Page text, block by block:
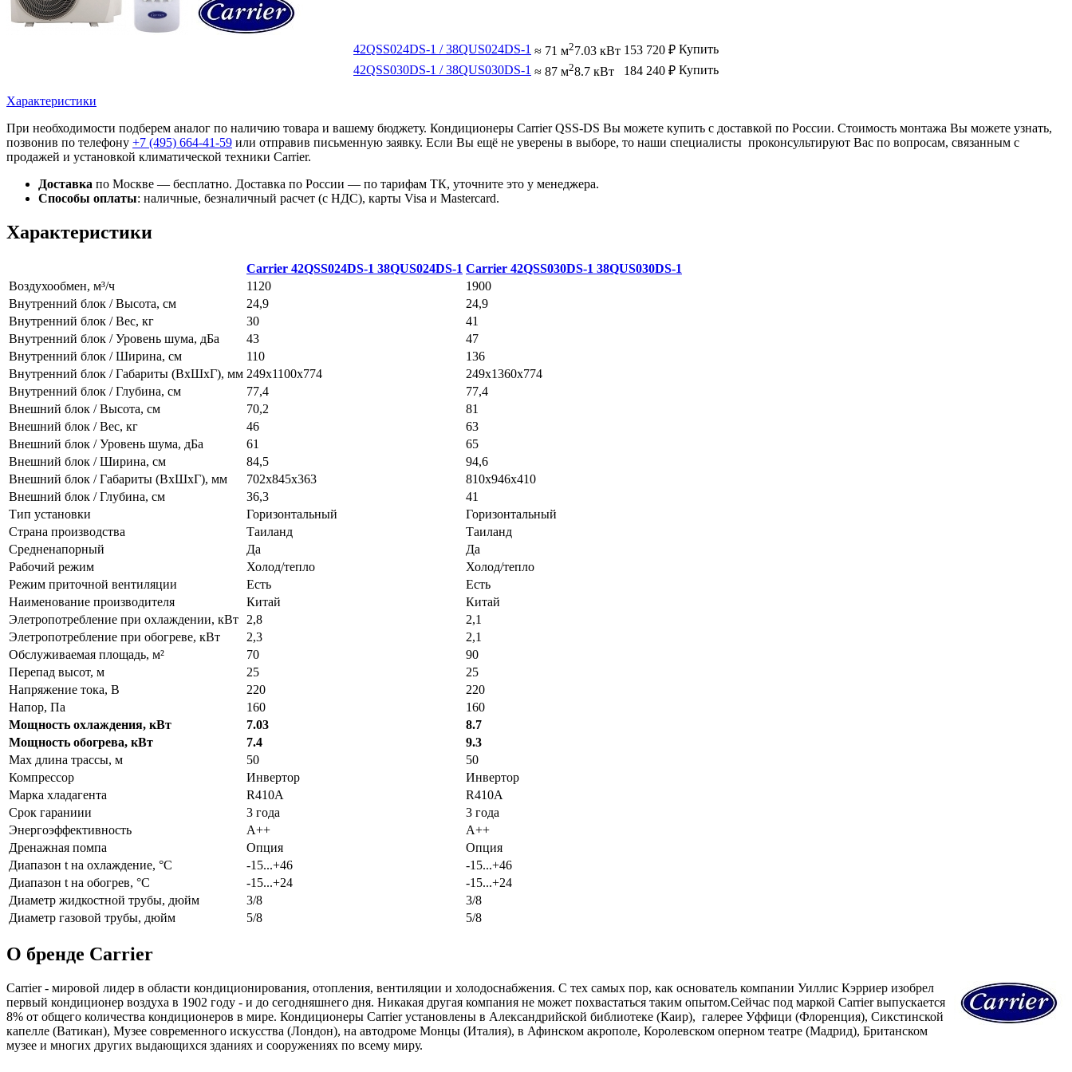
42QSS024DS-1 / 38QUS024DS-1 ≈ 71 м27.03 кВт 153 720 ₽ Купить
42QSS030DS-1 / 38QUS030DS-1 ≈ 87 м28.7 кВт 184 240 ₽ Купить
Характеристики
При необходимости подберем аналог по наличию товара и вашему бюджету. Кондиционеры Carrier QSS-DS Вы можете купить с доставкой по России. Стоимость монтажа Вы можете узнать,
позвонив по телефону +7 (495) 664-41-59 или отправив письменную заявку. Если Вы ещё не уверены в выборе, то наши специалисты проконсультируют Вас по вопросам, связанным с
продажей и установкой климатической техники Carrier.
Доставка по Москве — бесплатно. Доставка по России — по тарифам ТК, уточните это у менеджера.
Способы оплаты: наличные, безналичный расчет (с НДС), карты Visa и Mastercard.
Характеристики
Carrier 42QSS024DS-1 38QUS024DS-1 Carrier 42QSS030DS-1 38QUS030DS-1
Воздухообмен, м³/ч
1120
1900
Внутренний блок / Высота, см
24,9
24,9
Внутренний блок / Вес, кг
30
41
Внутренний блок / Уровень шума, дБа
43
47
Внутренний блок / Ширина, см
110
136
Внутренний блок / Габариты (ВхШхГ), мм 249х1100х774
249x1360x774
Внутренний блок / Глубина, см
77,4
77,4
Внешний блок / Высота, см
70,2
81
Внешний блок / Вес, кг
46
63
Внешний блок / Уровень шума, дБа
61
65
Внешний блок / Ширина, см
84,5
94,6
Внешний блок / Габариты (ВхШхГ), мм
702х845х363
810х946х410
Внешний блок / Глубина, см
36,3
41
Тип установки
Горизонтальный
Горизонтальный
Страна производства
Таиланд
Таиланд
Средненапорный
Да
Да
Рабочий режим
Холод/тепло
Холод/тепло
Режим приточной вентиляции
Есть
Есть
Наименование производителя
Китай
Китай
Элетропотребление при охлаждении, кВт
2,8
2,1
Элетропотребление при обогреве, кВт
2,3
2,1
Обслуживаемая площадь, м²
70
90
Перепад высот, м
25
25
Напряжение тока, В
220
220
Напор, Па
160
160
Мощность охлаждения, кВт
7.03
8.7
Мощность обогрева, кВт
7.4
9.3
Max длина трассы, м
50
50
Компрессор
Инвертор
Инвертор
Марка хладагента
R410A
R410A
Срок гараниии
3 года
3 года
Энергоэффективность
A++
A++
Дренажная помпа
Опция
Опция
Диапазон t на охлаждение, °С
-15...+46
-15...+46
Диапазон t на обогрев, °С
-15...+24
-15...+24
Диаметр жидкостной трубы, дюйм
3/8
3/8
Диаметр газовой трубы, дюйм
5/8 5/8
О бренде Carrier
Carrier - мировой лидер в области кондиционирования, отопления, вентиляции и холодоснабжения. С тех самых пор, как основатель компании Уиллис Кэрриер изобрел
первый кондиционер воздуха в 1902 году - и до сегодняшнего дня. Никакая другая компания не может похвастаться таким опытом.Сейчас под маркой Carrier выпускается
8% от общего количества кондиционеров в мире. Кондиционеры Carrier установлены в Александрийской библиотеке (Каир), галерее Уффици (Флоренция), Сикстинской
капелле (Ватикан), Музее современного искусства (Лондон), на автодроме Монцы (Италия), в Афинском акрополе, Королевском оперном театре (Мадрид), Британском
музее и многих других выдающихся зданиях и сооружениях по всему миру.